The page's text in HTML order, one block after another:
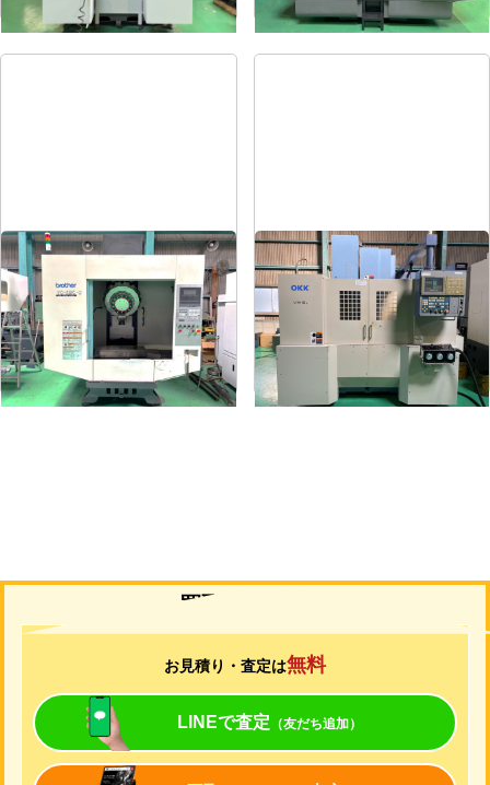
タッピングセンター
メーカー ブラザー
形 式 TC-S2C-O
年 式2007
#5立マシニング
メーカー OKK
形 VM-5ⅡC
年
買取について
お見積り・査定は無料
LINEで査定 （友だち追加）